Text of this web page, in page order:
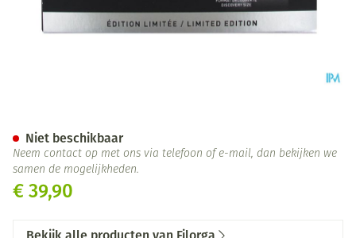
€ 39,90
Niet beschikbaar
Neem contact op met ons via telefoon of e-mail, dan bekijken we
samen de mogelijkheden.